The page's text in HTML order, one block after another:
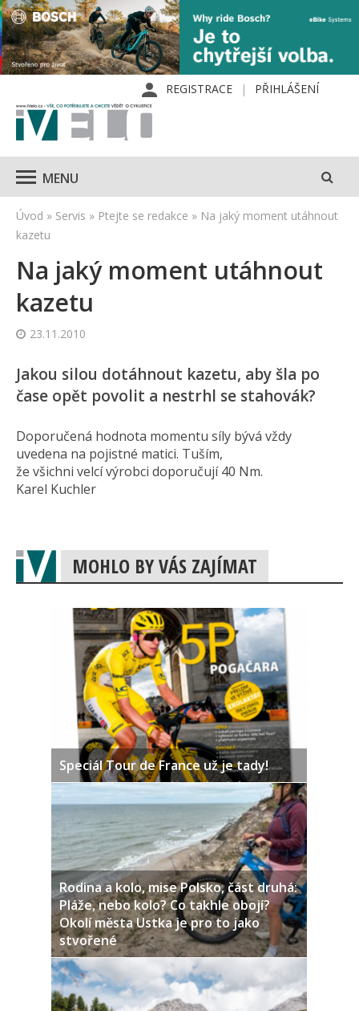
REGISTRACE PŘIHLÁŠENÍ
MENU
Úvod » Servis » Ptejte se redakce » Na jaký moment utáhnout
kazetu
Na jaký moment utáhnout
kazetu
23.11.2010
Jakou silou dotáhnout kazetu, aby šla po
čase opět povolit a nestrhl se stahovák?
Doporučená hodnota momentu síly bývá vždy
uvedena na pojistné matici. Tuším,
že všichni velcí výrobci doporučují 40 Nm.
Karel Kuchler
MOHLO BY VÁS ZAJÍMAT
Speciál Tour de France už je tady!
Rodina a kolo, mise Polsko, část druhá:
Pláže, nebo kolo? Co takhle obojí?
Okolí města Ustka je pro to jako
stvořené